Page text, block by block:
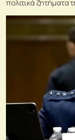
πολιτικά ζητήματα